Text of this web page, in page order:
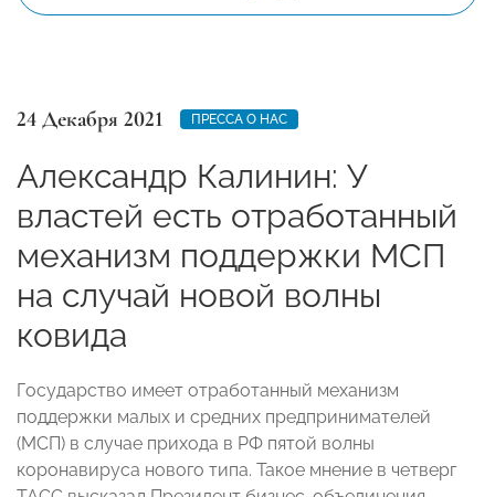
24 Декабря 2021 ПРЕССА О НАС
Александр Калинин: У
властей есть отработанный
механизм поддержки МСП
на случай новой волны
ковида
Государство имеет отработанный механизм
поддержки малых и средних предпринимателей
(МСП) в случае прихода в РФ пятой волны
коронавируса нового типа. Такое мнение в четверг